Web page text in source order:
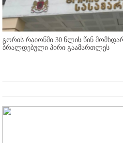
გორის რაიონში 30 წლის წინ
ბრალდებული პირი გაამართლეს